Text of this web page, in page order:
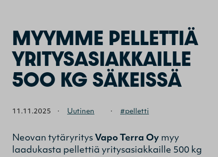
MYYMME PELLETTIÄ
YRITYSASIAKKAILLE
500 KG SÄKEISSÄ
11.11.2025 · Uutinen · #pelletti
Neovan tytäryritys Vapo Terra Oy myy
laadukasta pellettiä yritysasiakkaille 500 kg